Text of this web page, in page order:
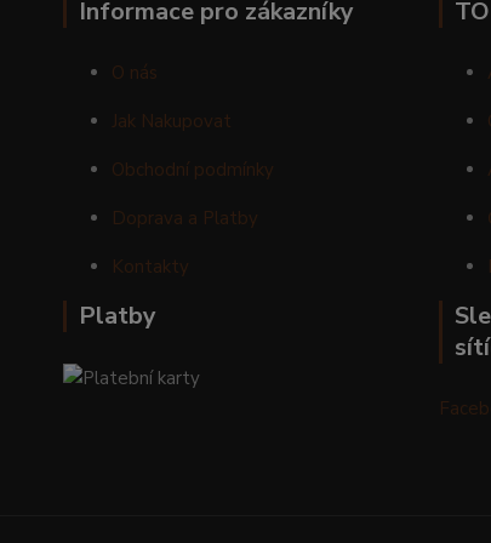
Informace pro zákazníky
O nás
Jak Nakupovat
Obchodní podmínky
Doprava a Platby
Kontakty
Platby